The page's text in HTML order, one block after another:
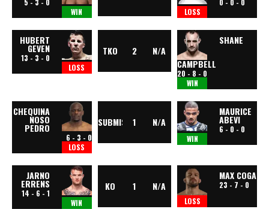
5 - 3 - 0
WIN
0 - 0 - 0
LOSS
HUBERT
GEVEN
13 - 3 - 0
LOSS
TKO 2 N/A
SHANE
CAMPBELL
20 - 8 - 0
WIN
CHEQUINA
NOSO
PEDRO
6 - 3 - 0
LOSS
SUBMISSION
1 N/A
MAURICE
ABEVI
6 - 0 - 0
WIN
JARNO
ERRENS
14 - 6 - 1
WIN
KO 1 N/A
MAX COGA
23 - 7 - 0
LOSS